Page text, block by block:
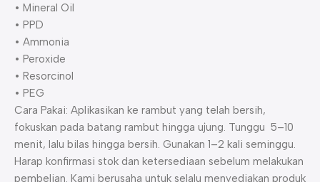
• Mineral Oil
• PPD
• Ammonia
• Peroxide
• Resorcinol
• PEG
Cara Pakai: Aplikasikan ke rambut yang telah bersih,
fokuskan pada batang rambut hingga ujung. Tunggu 5–10
menit, lalu bilas hingga bersih. Gunakan 1–2 kali seminggu.
Harap konfirmasi stok dan ketersediaan sebelum melakukan
pembelian. Kami berusaha untuk selalu menyediakan produk